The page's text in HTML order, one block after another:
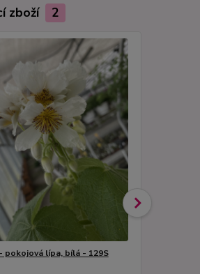
zboží 2
pokojová lípa, bílá - 129S